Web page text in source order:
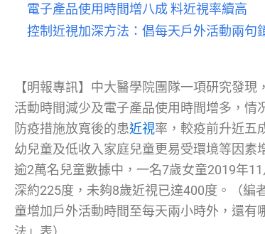
電子產品使用時間增八成 料近視率續高
控制近視加深方法：倡每天戶外活動兩句
【明報專訊】中大醫學院團隊一項研究發
活動時間減少及電子產品使用時間增多，
防疫措施放寬後的患近視率，較疫前升近五
幼兒童及低收入家庭兒童更易受環境等因
逾2萬名兒童數據中，一名7歲女童2019年
深約225度，未夠8歲近視已達400度。（編
童增加戶外活動時間至每天兩小時外，還